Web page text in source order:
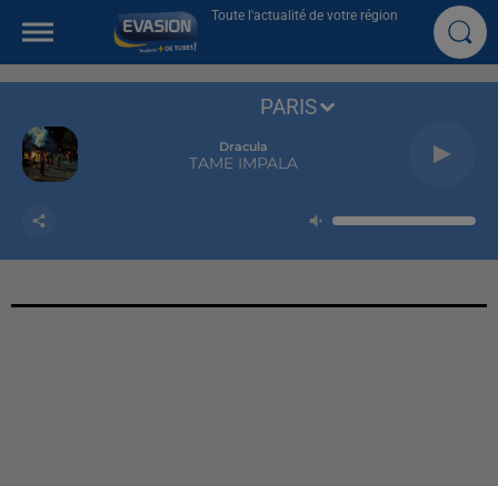
Toute l'actualité de votre région
Dracula
TAME IMPALA
PARIS